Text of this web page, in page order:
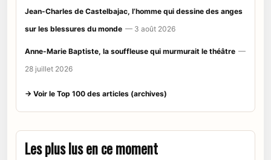
Jean-Charles de Castelbajac, l’homme qui dessine des anges
sur les blessures du monde — 3 août 2026
Anne-Marie Baptiste, la souffleuse qui murmurait le théâtre —
28 juillet 2026
→ Voir le Top 100 des articles (archives)
Les plus lus en ce moment